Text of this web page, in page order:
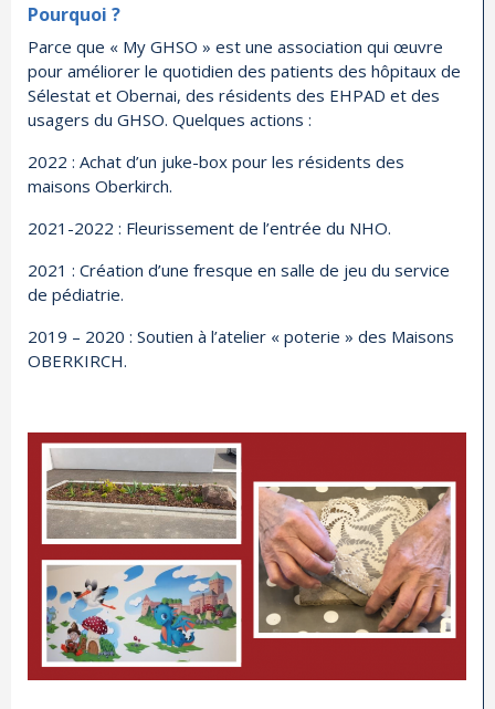
Pourquoi ?
Parce que « My GHSO » est une association qui œuvre
pour améliorer le quotidien des patients des hôpitaux de
Sélestat et Obernai, des résidents des EHPAD et des
usagers du GHSO. Quelques actions :
2022 : Achat d’un juke-box pour les résidents des
maisons Oberkirch.
2021-2022 : Fleurissement de l’entrée du NHO.
2021 : Création d’une fresque en salle de jeu du service
de pédiatrie.
2019 – 2020 : Soutien à l’atelier « poterie » des Maisons
OBERKIRCH.